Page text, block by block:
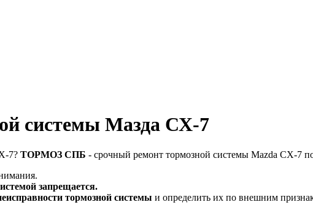
системы Мазда СХ-7
7? ТОРМОЗ СПБ - срочный ремонт тормозной системы Mazda CX-7
запрещается.
тормозной системы и определить их по внешним